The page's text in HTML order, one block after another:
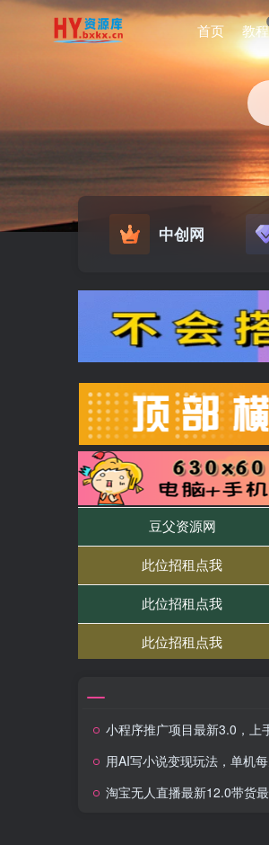
首页 教程
中创网
小程序推广项目最新3.0，上手简单，长期稳定
用AI写小说变现玩法，单机每天300+可
淘宝无人直播最新12.0带货最新玩法 独家技术不